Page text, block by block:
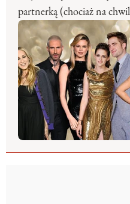
partnerką (chociaż na